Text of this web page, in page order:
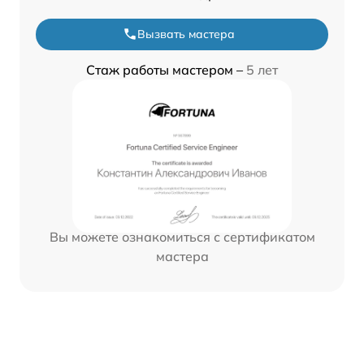
Вызвать мастера
Стаж работы мастером – 5 лет
Вы можете ознакомиться с сертификатом
мастера